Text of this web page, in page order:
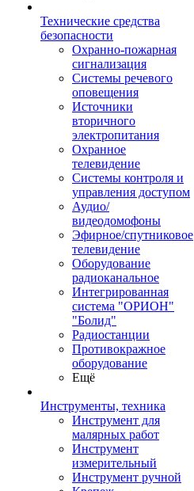
Технические средства
безопасности
Охранно-пожарная
сигнализация
Системы речевого
оповещения
Источники
вторичного
электропитания
Охранное
телевидение
Системы контроля и
управления доступом
Аудио/
видеодомофоны
Эфирное/спутниковое
телевидение
Оборудование
радиоканальное
Интегрированная
система "ОРИОН"
"Болид"
Радиостанции
Противокражное
оборудование
Ещё
Инструменты, техника
Инструмент для
малярных работ
Инструмент
измерительный
Инструмент ручной